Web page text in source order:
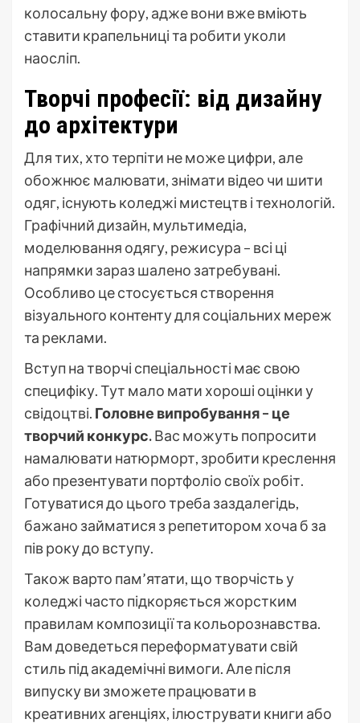
колосальну фору, адже вони вже вміють
ставити крапельниці та робити уколи
наосліп.
Творчі професії: від дизайну
до архітектури
Для тих, хто терпіти не може цифри, але
обожнює малювати, знімати відео чи шити
одяг, існують коледжі мистецтв і технологій.
Графічний дизайн, мультимедіа,
моделювання одягу, режисура – всі ці
напрямки зараз шалено затребувані.
Особливо це стосується створення
візуального контенту для соціальних мереж
та реклами.
Вступ на творчі спеціальності має свою
специфіку. Тут мало мати хороші оцінки у
свідоцтві. Головне випробування – це
творчий конкурс.Вас можуть попросити
намалювати натюрморт, зробити креслення
або презентувати портфоліо своїх робіт.
Готуватися до цього треба заздалегідь,
бажано займатися з репетитором хоча б за
пів року до вступу.
Також варто пам’ятати, що творчість у
коледжі часто підкоряється жорстким
правилам композиції та кольорознавства.
Вам доведеться переформатувати свій
стиль під академічні вимоги. Але після
випуску ви зможете працювати в
креативних агенціях, ілюструвати книги або